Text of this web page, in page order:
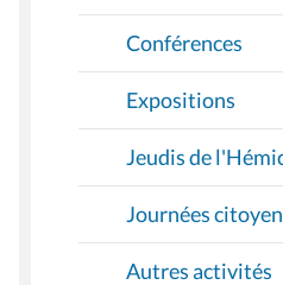
Conférences
Expositions
Jeudis de
Journées
Autres activités